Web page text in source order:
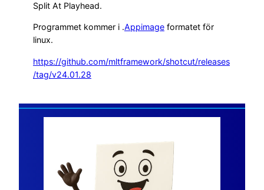
Split At Playhead.
Programmet kommer i .Appimage formatet för
linux.
https://github.com/mltframework/shotcut/releases
/tag/v24.01.28